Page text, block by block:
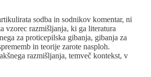
sodba in sodnikov komentar, ni
vzorec razmišljanja, ki ga literatura
za proticepilska gibanja, gibanja za
in teorije zarote nasploh.
razmišljanja, temveč kontekst, v